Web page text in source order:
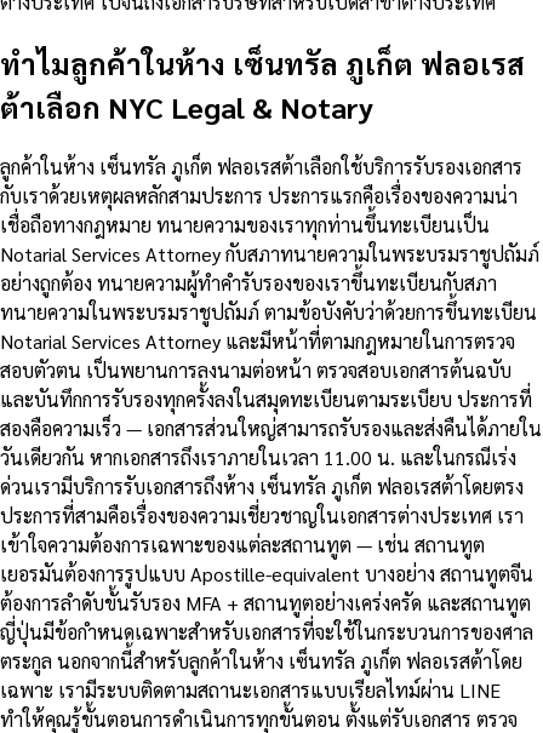
ทำไมลูกค้าในห้าง เซ็นทรัล ภูเก็ต ฟลอเรส
ต้าเลือก NYC Legal & Notary
ลูกค้าในห้าง เซ็นทรัล ภูเก็ต ฟลอเรสต้าเลือกใช้บริการรับรองเอกสาร
กับเราด้วยเหตุผลหลักสามประการ ประการแรกคือเรื่องของความน่า
เชื่อถือทางกฎหมาย ทนายความของเราทุกท่านขึ้นทะเบียนเป็น
Notarial Services Attorney กับสภาทนายความในพระบรมราชูปถัมภ์
อย่างถูกต้อง ทนายความผู้ทำคำรับรองของเราขึ้นทะเบียนกับสภา
ทนายความในพระบรมราชูปถัมภ์ ตามข้อบังคับว่าด้วยการขึ้นทะเบียน
Notarial Services Attorney และมีหน้าที่ตามกฎหมายในการตรวจ
สอบตัวตน เป็นพยานการลงนามต่อหน้า ตรวจสอบเอกสารต้นฉบับ
และบันทึกการรับรองทุกครั้งลงในสมุดทะเบียนตามระเบียบ ประการที่
สองคือความเร็ว — เอกสารส่วนใหญ่สามารถรับรองและส่งคืนได้ภายใน
วันเดียวกัน หากเอกสารถึงเราภายในเวลา 11.00 น. และในกรณีเร่ง
ด่วนเรามีบริการรับเอกสารถึงห้าง เซ็นทรัล ภูเก็ต ฟลอเรสต้าโดยตรง
ประการที่สามคือเรื่องของความเชี่ยวชาญในเอกสารต่างประเทศ เรา
เข้าใจความต้องการเฉพาะของแต่ละสถานทูต — เช่น สถานทูต
เยอรมันต้องการรูปแบบ Apostille-equivalent บางอย่าง สถานทูตจีน
ต้องการลำดับขั้นรับรอง MFA + สถานทูตอย่างเคร่งครัด และสถานทูต
ญี่ปุ่นมีข้อกำหนดเฉพาะสำหรับเอกสารที่จะใช้ในกระบวนการของศาล
ตระกูล นอกจากนี้สำหรับลูกค้าในห้าง เซ็นทรัล ภูเก็ต ฟลอเรสต้าโดย
เฉพาะ เรามีระบบติดตามสถานะเอกสารแบบเรียลไทม์ผ่าน LINE
ทำให้คุณรู้ขั้นตอนการดำเนินการทุกขั้นตอน ตั้งแต่รับเอกสาร ตรวจ